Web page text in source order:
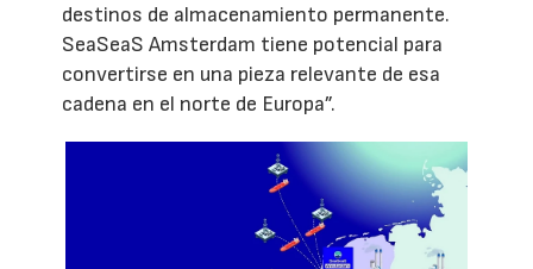
destinos de almacenamiento permanente.
SeaSeaS Amsterdam tiene potencial para
convertirse en una pieza relevante de esa
cadena en el norte de Europa”.